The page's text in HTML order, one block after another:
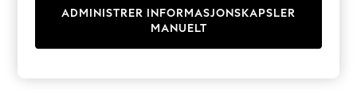
T-Shirts
ADMINISTRER INFORMASJONSKAPSLER
MANUELT